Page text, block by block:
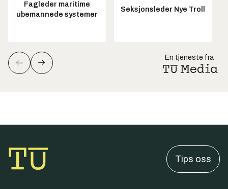
Fagleder maritime
ubemannede systemer
Seksjonsleder Nye Troll
En tjeneste fra
Tips oss